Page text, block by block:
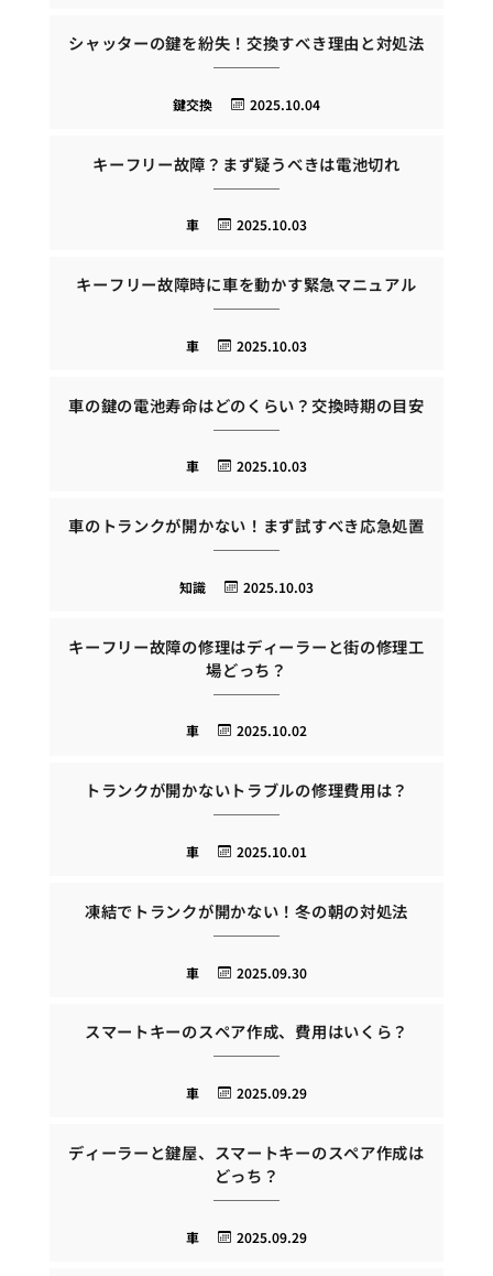
シャッターの鍵を紛失！交換すべき理由と対処法
2025.10.04
鍵交換
キーフリー故障？まず疑うべきは電池切れ
2025.10.03
車
キーフリー故障時に車を動かす緊急マニュアル
2025.10.03
車
車の鍵の電池寿命はどのくらい？交換時期の目安
2025.10.03
車
車のトランクが開かない！まず試すべき応急処置
2025.10.03
知識
キーフリー故障の修理はディーラーと街の修理工
場どっち？
2025.10.02
車
トランクが開かないトラブルの修理費用は？
2025.10.01
車
凍結でトランクが開かない！冬の朝の対処法
2025.09.30
車
スマートキーのスペア作成、費用はいくら？
2025.09.29
車
ディーラーと鍵屋、スマートキーのスペア作成は
どっち？
2025.09.29
車